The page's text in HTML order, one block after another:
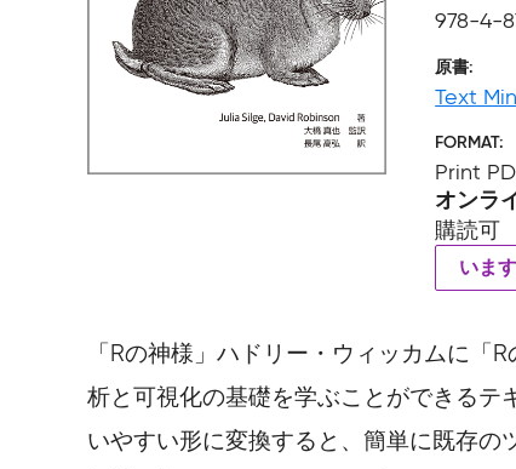
978-4-
原書
Text
FORMAT
Print
オンラ
購読可
いま
「Rの神様」ハドリー・ウィッカムに
析と可視化の基礎を学ぶことができる
いやすい形に変換すると、簡単に既存